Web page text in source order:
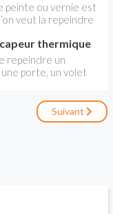
peinte ou vernie est
veut la repeindre
plus simple,
le produit
seconde, il faut
et à ne pas se
thermique
repeindre un
une porte, un volet
et non
de se servir de la
Suivant